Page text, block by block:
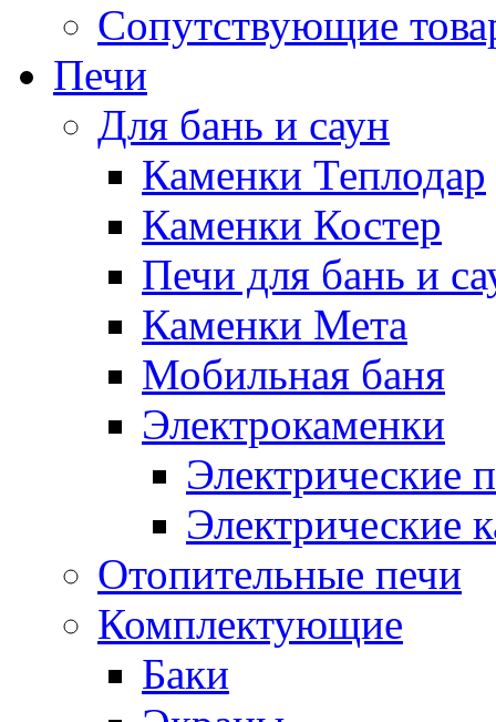
Сопутствующие
Печи
Для бань и саун
Каменки Теплодар
Каменки Костер
Печи для бань и
Каменки Мета
Мобильная баня
Электрокаменки
Электрические
Электрические
Отопительные печи
Комплектующие
Баки